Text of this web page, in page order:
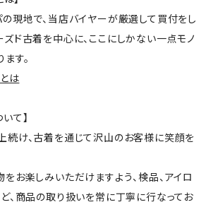
現地で、当店バイヤーが厳選して買付をし
ド古着を中心に、ここにしかない一点モノ
す。
は
て】
続け、古着を通じて沢山のお客様に笑顔を
お楽しみいただけますよう、検品、アイロ
、商品の取り扱いを常に丁寧に行なってお